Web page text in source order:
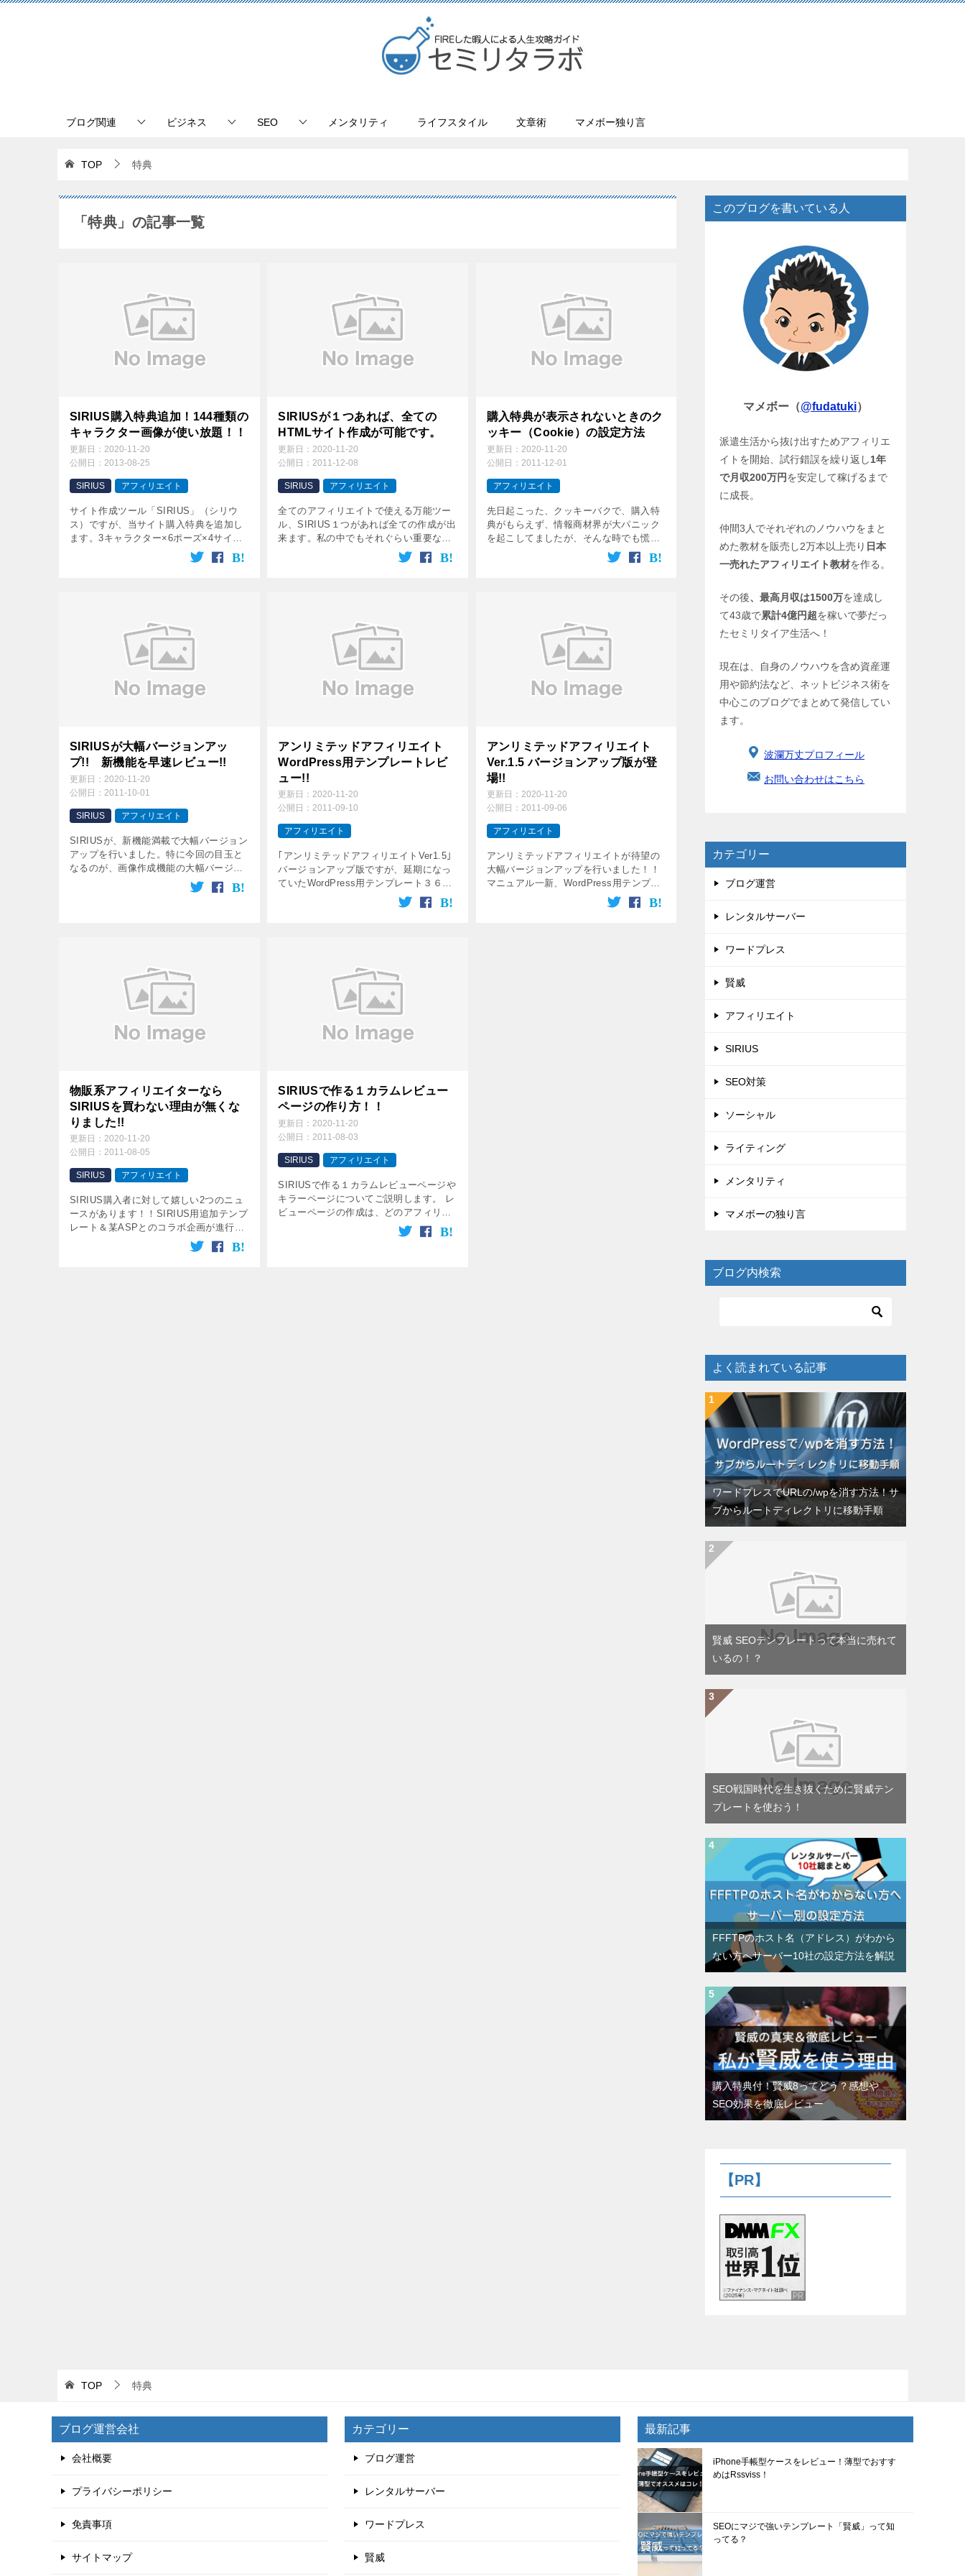
ブログ関連 ビジネス SEO メンタリティ ライフスタイル 文章術 マメボー独り言
TOP 特典
「特典」の記事一覧
SIRIUS購入特典追加！144種類の
キャラクター画像が使い放題！！
更新日： 2020-11-20
公開日： 2013-08-25
SIRIUS アフィリエイト
サイト作成ツール「SIRIUS」（シリウ
ス）ですが、当サイト購入特典を追加し
ます。3キャラクター×6ポーズ×4サイ
ズ、合計144種類の画像が使い放題！！
超貴重なオリジナル特典です＾＾
SIRIUSが１つあれば、全ての
HTMLサイト作成が可能です。
更新日：2020-11-20
公開日：2011-12-08
SIRIUS アフィリエイト
全てのアフィリエイトで使える万能ツー
ル、SIRIUS１つがあれば全ての作成が出
来ます。私の中でもそれぐらい重要なツ
購入特典が表示されないときのク
ッキー（Cookie）の設定方法
更新日： 2020-11-20
公開日： 2011-12-01
アフィリエイト
先日起こった、クッキーバクで、購入特
典がもらえず、情報商材界が大パニック
を起こしてましたが、そんな時でも慌て
ない対処方法をご紹介します。まずは落
ち着いてブラウザーをリセットしましょ
SIRIUSが大幅バージョンアッ
プ!! 新機能を早速レビュー!!
更新日： 2020-11-20
公開日： 2011-10-01
SIRIUS アフィリエイト
SIRIUSが、新機能満載で大幅バージョン
アップを行いました。特に今回の目玉と
なるのが、画像作成機能の大幅バージョ
ンアップとSIRIUSユーザー限定の特別案
件提供サービスです！！この辺をいち早
アンリミテッドアフィリエイト
WordPress用テンプレートレビ
ュー!!
更新日： 2020-11-20
公開日： 2011-09-10
アフィリエイト
｢アンリミテッドアフィリエイトVer1.5｣
バージョンアップ版ですが、延期になっ
ていたWordPress用テンプレート３６種
類を始め、WP関連動画やマニュアルな
どがついに公開されました！！
アンリミテッドアフィリエイト
Ver.1.5 バージョンアップ版が登
場!!
更新日： 2020-11-20
公開日： 2011-09-06
アフィリエイト
アンリミテッドアフィリエイトが待望の
大幅バージョンアップを行いました！！
マニュアル一新、WordPress用テンプレ
ートの追加など盛りだくさんの内容にな
物販系アフィリエイターなら
SIRIUSを買わない理由が無くな
りました!!
更新日： 2020-11-20
公開日： 2011-08-05
SIRIUS アフィリエイト
SIRIUS購入者に対して嬉しい2つのニュ
ースがあります！！SIRIUS用追加テンプ
レート＆某ASPとのコラボ企画が進行中
です！！今日はこの全容をご説明しま
SIRIUSで作る１カラムレビュー
ページの作り方！！
更新日：2020-11-20
公開日：2011-08-03
SIRIUS アフィリエイト
SIRIUSで作る１カラムレビューページや
キラーページについてご説明します。 レ
ビューページの作成は、どのアフィリエ
イトにも有効で反応率を上げる戦略で
このブログを書いている人
マメボー（@fudatuki）
派遣生活から抜け出すためアフィリエ
イトを開始、試行錯誤を繰り返し1年
で月収200万円を安定して稼げるまで
に成長。
仲間3人でそれぞれのノウハウをまと
めた教材を販売し2万本以上売り 日本
一売れたアフィリエイト教材を作る。
その後、最高月収は1500万を達成し
て43歳で累計4億円超を稼いで夢だっ
たセミリタイア生活へ！
現在は、自身のノウハウを含め資産運
用や節約法など、ネットビジネス術を
中心このブログでまとめて発信してい
ます。
波瀾万丈プロフィール
お問い合わせはこちら
カテゴリー
ブログ運営
レンタルサーバー
ワードプレス
賢威
アフィリエイト
SIRIUS
SEO対策
ソーシャル
ライティング
メンタリティ
マメボーの独り言
ブログ内検索
よく読まれている記事
ワードプレスでURLの/wpを消す方法！サ
ブからルートディレクトリに移動手順
賢威 SEOテンプレートって本当に売れて
いるの！？
SEO戦国時代を生き抜くために賢威テン
プレートを使おう！
FFFTPのホスト名（アドレス）がわから
ない方へサーバー10社の設定方法を解説
購入特典付！賢威8ってどう？感想や
SEO効果を徹底レビュー
【PR】
TOP 特典
ブログ運営会社
会社概要
プライバシーポリシー
免責事項
サイトマップ
カテゴリー
ブログ運営
レンタルサーバー
ワードプレス
賢威
最新記事
iPhone手帳型ケースをレビュー！薄型でおすす
めはRssviss！
SEOにマジで強いテンプレート「賢威」って知
ってる？